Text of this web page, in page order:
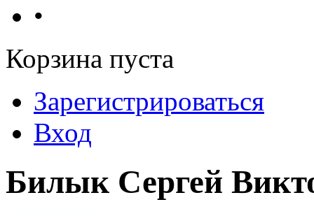
•
Корзина пуста
Зарегистрироваться
Вход
Билык Сергей